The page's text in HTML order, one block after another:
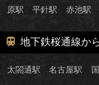
原駅 平針駅 赤池駅
地下鉄桜通線か
太閤通駅 名古屋駅